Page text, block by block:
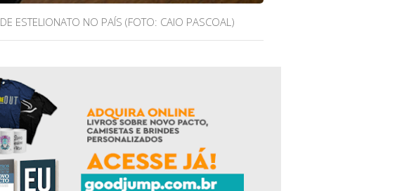
ESTELIONATO NO PAÍS (FOTO: CAIO PASCOAL)